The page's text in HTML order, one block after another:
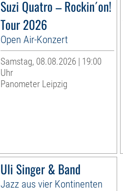
Suzi Quatro – Rockin´on!
Tour 2026
Open Air-Konzert
Samstag, 08.08.2026 | 19:00
Uhr
Panometer Leipzig
Uli Singer & Band
Jazz aus vier Kontinenten